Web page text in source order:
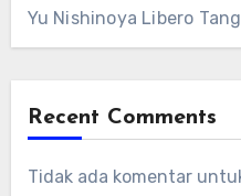
Yu Nishinoya Libero
Recent Comments
Tidak ada komentar